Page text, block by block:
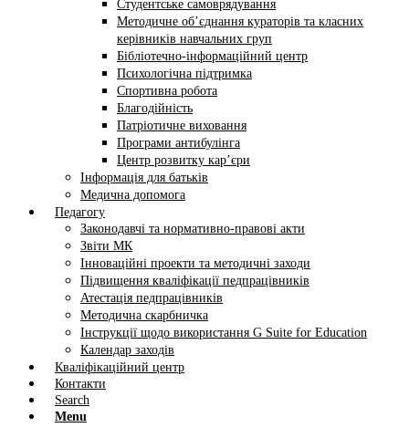
Студентське самоврядування
Методичне об’єднання кураторів та класних
керівників навчальних груп
Бібліотечно-інформаційний центр
Психологічна підтримка
Спортивна робота
Благодійність
Патріотичне виховання
Програми антибулінга
Центр розвитку кар’єри
Інформація для батьків
Медична допомога
Педагогу
Законодавчі та нормативно-правові акти
Звіти МК
Інноваційні проекти та методичні заходи
Підвищення кваліфікації педпрацівників
Атестація педпрацівників
Методична скарбничка
Інструкції щодо використання G Suite for Education
Календар заходів
Кваліфікаційний центр
Контакти
Search
Menu